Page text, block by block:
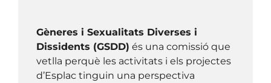
Gèneres i Sexualitats Diverses i
Dissidents (GSDD) és una comissió que
vetlla perquè les activitats i els projectes
d’Esplac tinguin una perspectiva